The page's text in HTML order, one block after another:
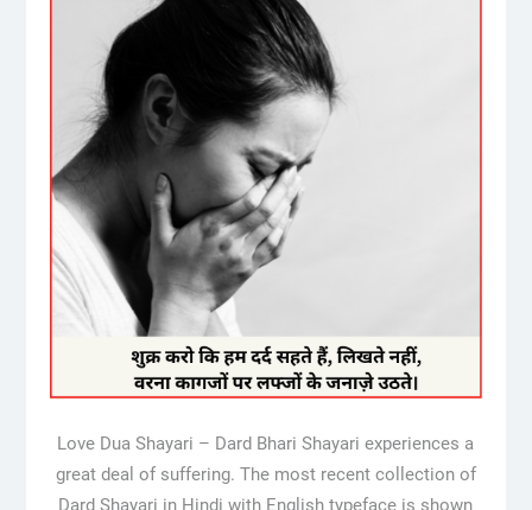
Love Dua Shayari – Dard Bhari Shayari experiences a
great deal of suffering. The most recent collection of
Dard Shayari in Hindi with English typeface is shown